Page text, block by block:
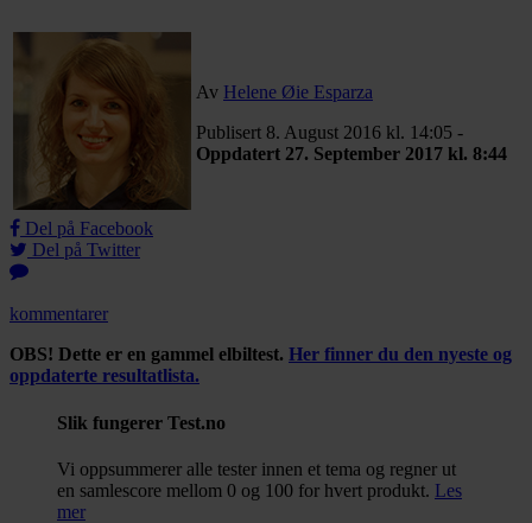
Av Helene Øie Esparza
Publisert 8. August 2016 kl. 14:05 -
Oppdatert 27. September 2017 kl. 8:44
Del på Facebook
Del på Twitter
kommentarer
OBS! Dette er en gammel elbiltest. Her finner du den nyeste og
oppdaterte resultatlista.
Slik fungerer Test.no
Vi oppsummerer alle tester innen et tema og regner ut
en samlescore mellom 0 og 100 for hvert produkt. Les
mer